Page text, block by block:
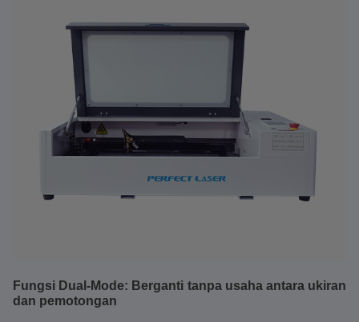
Fungsi Dual-Mode: Berganti tanpa usaha antara ukiran
dan pemotongan